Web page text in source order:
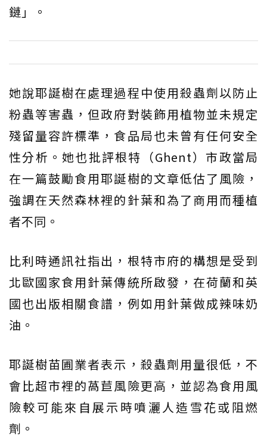
鏈」。
她說耶誕樹在處理過程中使用殺蟲劑以防止
粉蟲等害蟲，但政府對裝飾用植物並未規定
殘留量容許標準，食品局也未曾有任何安全
性分析。她也批評根特（Ghent）市政當局
在一篇鼓勵食用耶誕樹的文章低估了風險，
強調在天然森林裡的針葉和為了商用而種植
者不同。
比利時通訊社指出，根特市府的構想是受到
北歐國家食用針葉傳統所啟發，在荷蘭和英
國也出版相關食譜，例如用針葉做成辣味奶
油。
耶誕樹苗圃業者表示，殺蟲劑用量很低，不
會比超市裡的萵苣風險更高，並認為食用風
險較可能來自展示時噴灑人造雪花或阻燃
劑。